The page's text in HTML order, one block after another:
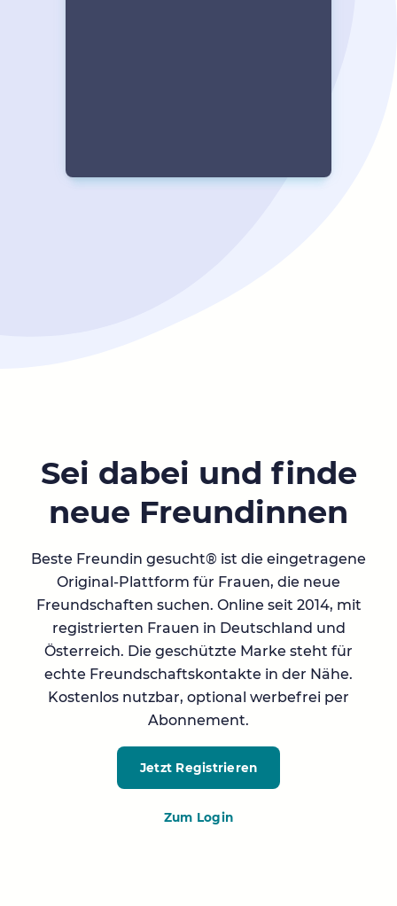
Sei dabei und finde
neue Freundinnen
Beste Freundin gesucht® ist die eingetragene
Original-Plattform für Frauen, die neue
Freundschaften suchen. Online seit 2014, mit
registrierten Frauen in Deutschland und
Österreich. Die geschützte Marke steht für
echte Freundschaftskontakte in der Nähe.
Kostenlos nutzbar, optional werbefrei per
Abonnement.
Jetzt Registrieren
Zum Login